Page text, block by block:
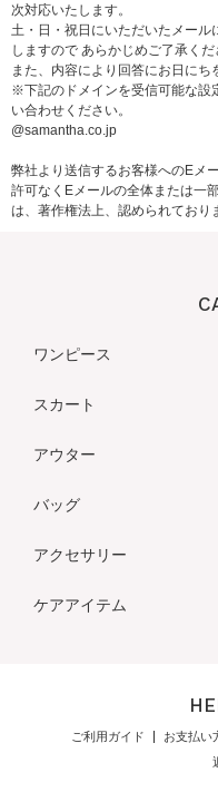
次対応いたします。
土・日・祝日にいただいたメール
しますので あらかじめご了承くだ
また、内容により回答にお日にち
※下記のドメインを受信可能な設
い合わせください。
@samantha.co.jp
弊社より送信するお客様へのEメ
許可なくEメールの全体または一
は、著作権法上、認められており
ワンピース
スカート
アウター
バッグ
アクセサリー
ケアアイテム
ご利用ガイド お支払い